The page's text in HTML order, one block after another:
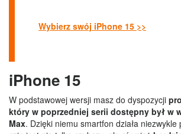
Wybierz swój iPhone 15 >>
iPhone 15
W podstawowej wersji masz do dyspozycji
który w poprzedniej serii dostępny był w
Max. Dzięki niemu smartfon działa niezwykle